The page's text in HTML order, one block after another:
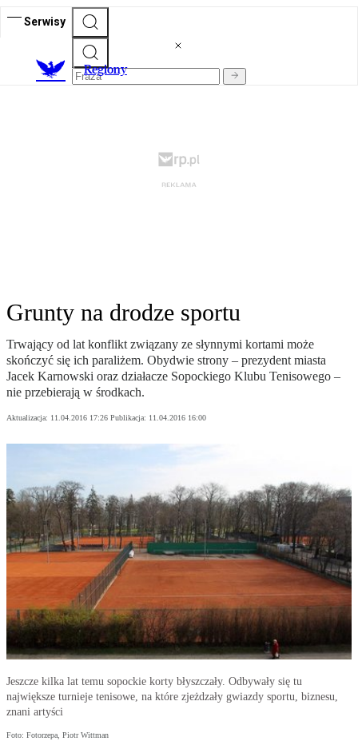
Serwisy
Regiony
Grunty na drodze sportu
Trwający od lat konflikt związany ze słynnymi kortami może
skończyć się ich paraliżem. Obydwie strony – prezydent miasta
Jacek Karnowski oraz działacze Sopockiego Klubu Tenisowego –
nie przebierają w środkach.
Aktualizacja: 11.04.2016 17:26 Publikacja: 11.04.2016 16:00
Jeszcze kilka lat temu sopockie korty błyszczały. Odbywały się tu
największe turnieje tenisowe, na które zjeżdzały gwiazdy sportu, biznesu,
znani artyści
Foto: Fotorzepa, Piotr Wittman